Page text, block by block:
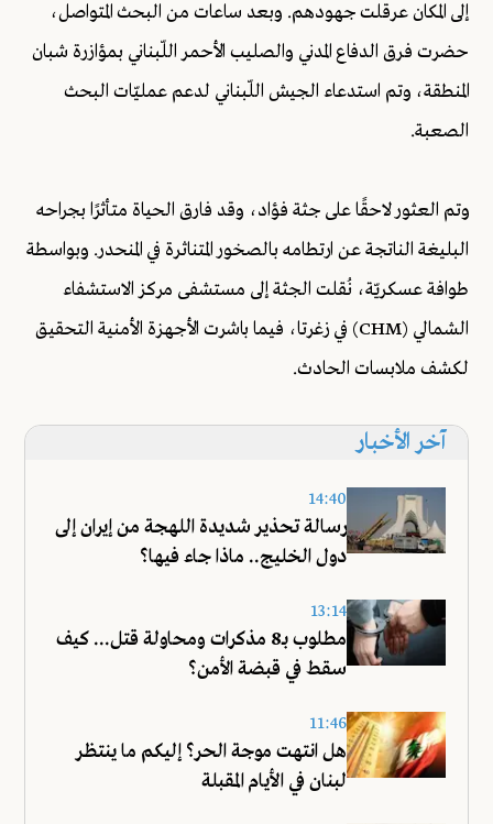
إلى المكان عرقلت جهودهم. وبعد ساعات من البحث المتواصل،
حضرت فرق الدفاع المدني والصليب الأحمر اللّبناني بمؤازرة شبان
المنطقة، وتم استدعاء الجيش اللّبناني لدعم عمليّات البحث
الصعبة.
وتم العثور لاحقًا على جثة فؤاد، وقد فارق الحياة متأثرًا بجراحه
البليغة الناتجة عن ارتطامه بالصخور المتناثرة في المنحدر. وبواسطة
طوافة عسكريّة، نُقلت الجثة إلى مستشفى مركز الاستشفاء
الشمالي (CHM) في زغرتا، فيما باشرت الأجهزة الأمنية التحقيق
لكشف ملابسات الحادث.
آخر الأخبار
14:40
رسالة تحذير شديدة اللهجة من إيران إلى
دول الخليج.. ماذا جاء فيها؟
13:14
مطلوب بـ8 مذكرات ومحاولة قتل... كيف
سقط في قبضة الأمن؟
11:46
هل انتهت موجة الحر؟ إليكم ما ينتظر
لبنان في الأيام المقبلة